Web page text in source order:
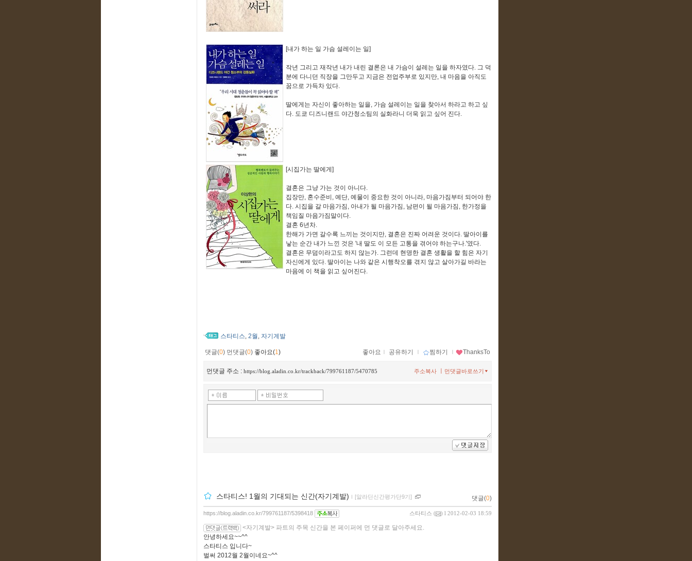
[내가 하는 일 가슴 설레이는 일]
작년 그리고 재작년 내가 내린 결론은 내 가슴이 설레는 일을 하자였다. 그 덕
분에 다니던 직장을 그만두고 지금은 전업주부로 있지만, 내 마음을 아직도
꿈으로 가득차 있다.
딸에게는 자신이 좋아하는 일을, 가슴 설레이는 일을 찾아서 하라고 하고 싶
다. 도쿄 디즈니랜드 야간청소팀의 실화라니 더욱 읽고 싶어 진다.
[시집가는 딸에게]
결혼은 그냥 가는 것이 아니다.
집장만, 혼수준비, 예단, 예물이 중요한 것이 아니라, 마음가짐부터 되어야 한
다. 시집을 갈 마음가짐, 아내가 될 마음가짐, 남편이 될 마음가짐, 한가정을
책임질 마음가짐말이다.
결혼 6년차.
한해가 가면 갈수록 느끼는 것이지만, 결혼은 진짜 어려운 것이다. 딸아이를
낳는 순간 내가 느낀 것은 '내 딸도 이 모든 고통을 겪어야 하는구나.'였다.
결혼은 무덤이라고도 하지 않는가. 그런데 현명한 결혼 생활을 할 힘은 자기
자신에게 있다. 딸아이는 나와 같은 시행착오를 겪지 않고 살아가길 바라는
마음에 이 책을 읽고 싶어진다.
스타티스 2월 자기계발
댓글(0) 먼댓글(0) 좋아요(1) 좋아요 ｌ 공유하기 ｌ 찜하기 ｌ ThanksTo
먼댓글 주소 : https://blog.aladin.co.kr/trackback/799761187/5470785 먼댓글바로쓰기
주소복사
스타티스! 1월의 기대되는 신간(자기계발) ｌ [알라딘신간평가단9기] 댓글(0)
스타티스 ( ) l 2012-02-03 18:59
https://blog.aladin.co.kr/799761187/5398418
<자기계발> 파트의 주목 신간을 본 페이퍼에 먼 댓글로 달아주세요.
안녕하세요~~^^
스타티스 입니다~
벌써 2012월 2월이네요~^^